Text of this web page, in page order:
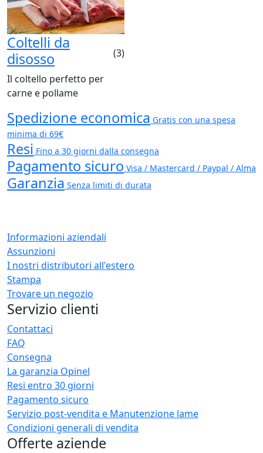
Coltelli da
disosso
(3)
Il coltello perfetto per
carne e pollame
Spedizione economica Gratis con una spesa
minima di 69€
Resi Fino a 30 giorni dalla consegna
Pagamento sicuro Visa / Mastercard / Paypal / Alma
Garanzia Senza limiti di durata
Informazioni aziendali
Assunzioni
I nostri distributori all'estero
Stampa
Trovare un negozio
Servizio clienti
Contattaci
FAQ
Consegna
La garanzia Opinel
Resi entro 30 giorni
Pagamento sicuro
Servizio post-vendita e Manutenzione lame
Condizioni generali di vendita
Offerte aziende